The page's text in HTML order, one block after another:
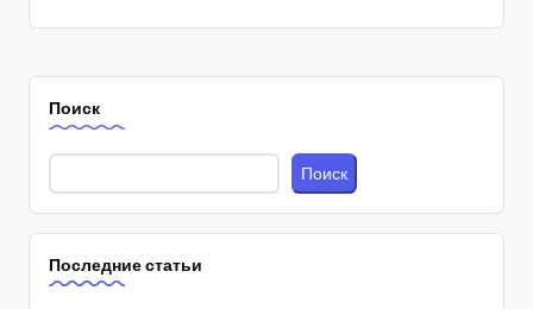
Поиск
Поиск
Последние статьи